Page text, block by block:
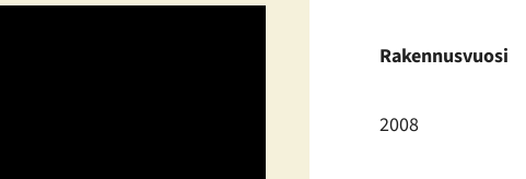
Rakennusvuosi
2008